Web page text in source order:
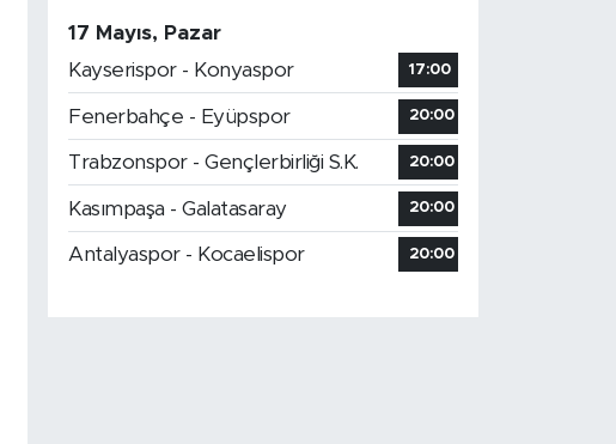
17 Mayıs, Pazar
Kayserispor - Konyaspor
17:00
Fenerbahçe - Eyüpspor 20:00
Trabzonspor - Gençlerbirliği S.K. 20:00
Kasımpaşa - Galatasaray 20:00
Antalyaspor - Kocaelispor 20:00